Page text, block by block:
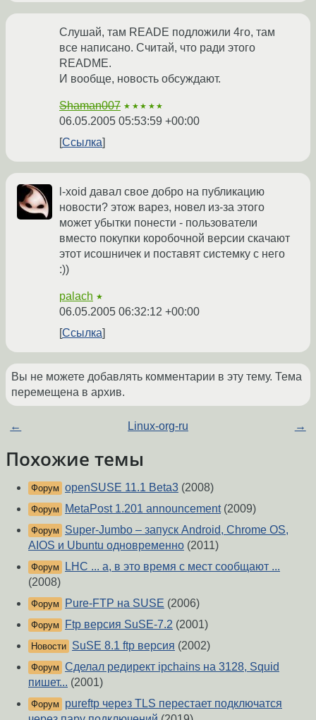
Слушай, там READE подложили 4го, там
все написано. Считай, что ради этого
README.
И вообще, новость обсуждают.
Shaman007 ★★★★★
06.05.2005 05:53:59 +00:00
Ссылка
l-xoid давал свое добро на публикацию
новости? этож варез, новел из-за этого
может убытки понести - пользователи
вместо покупки коробочной версии скачают
этот исошничек и поставят системку с него
:))
palach ★
06.05.2005 06:32:12 +00:00
Ссылка
Вы не можете добавлять комментарии в эту тему. Тема
перемещена в архив.
← Linux-org-ru →
Похожие темы
Форум openSUSE 11.1 Beta3 (2008)
Форум MetaPost 1.201 announcement(2009)
Форум
Super-Jumbo – запуск Android, Chrome OS,
AIOS и Ubuntu одновременно (2011)
Форум
LHC ... а, в это время с мест сообщают ...
(2008)
Форум Pure-FTP на SUSE (2006)
Форум Ftp версия SuSE-7.2 (2001)
Новости SuSE 8.1 ftp версия (2002)
Форум Сделал редирект ipchains на 3128, Squid
пишет... (2001)
Форум
pureftp через TLS перестает подключатся